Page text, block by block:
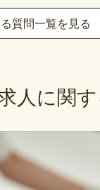
質問一覧を見る
人に関